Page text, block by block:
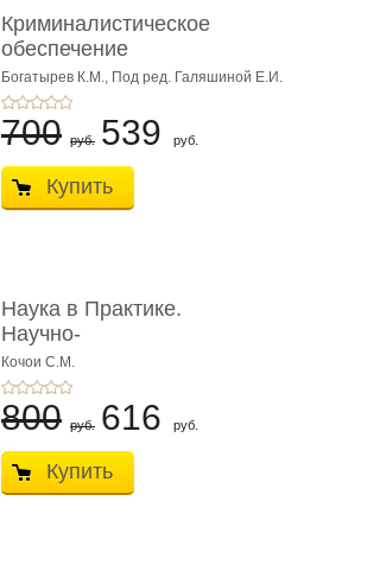
Криминалистическое
обеспечение
медиабезопас� ...
Богатырев К.М., Под ред. Галяшиной Е.И.
700 руб. 539 руб.
Купить
Наука в Практике.
Научно-
консультационные (пра
...
Кочои С.М.
800 руб. 616 руб.
Купить